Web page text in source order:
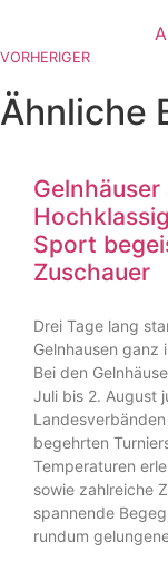
VORHERIGER
Ähnliche
Sport
Zuschauer
Drei Tage lang
Gelnhausen ganz
Bei den
Juli bis 2. August
begehrten
Temperaturen
sowie zahlreiche
spannende
rundum